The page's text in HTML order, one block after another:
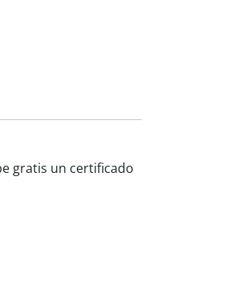
gratis un certificado